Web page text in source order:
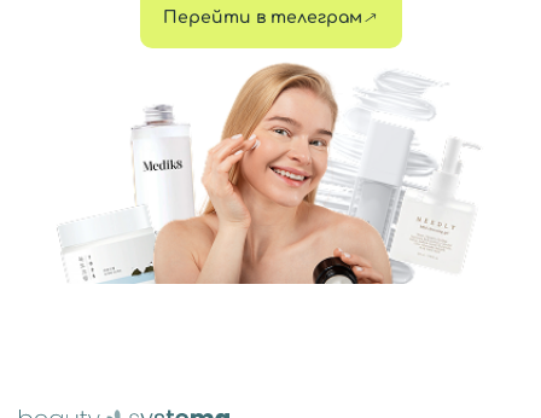
Перейти в телеграм